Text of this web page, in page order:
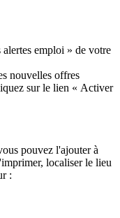
emploi » de votre
nouvelles offres
sur le lien « Activer
pouvez l'ajouter à
localiser le lieu
: